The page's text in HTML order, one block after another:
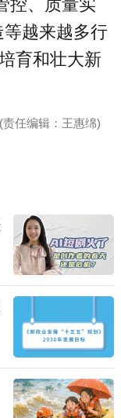
控、质量实
越来越多行
育和壮大新
(责任编辑：王惠绵)